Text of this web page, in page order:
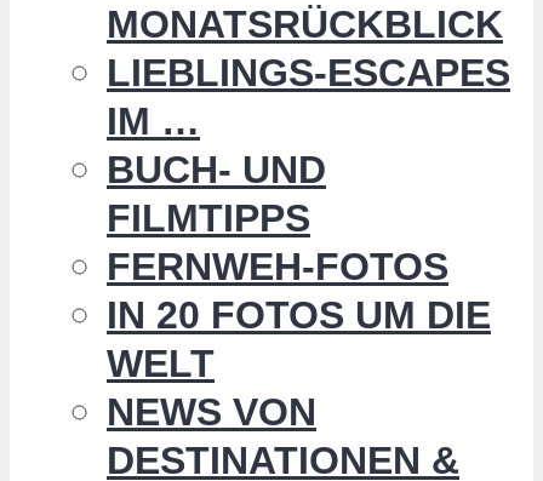
MONATSRÜCKBLICK
LIEBLINGS-ESCAPES
IM …
BUCH- UND
FILMTIPPS
FERNWEH-FOTOS
IN 20 FOTOS UM DIE
WELT
NEWS VON
DESTINATIONEN &